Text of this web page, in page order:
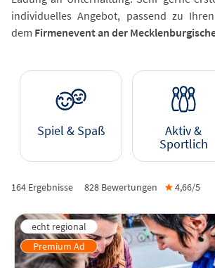
individuelles Angebot, passend zu
dem Firmenevent an der
Spiel & Spaß
Aktiv &
Sportlich
164 Ergebnisse 828 Bewertungen ★4,66/5